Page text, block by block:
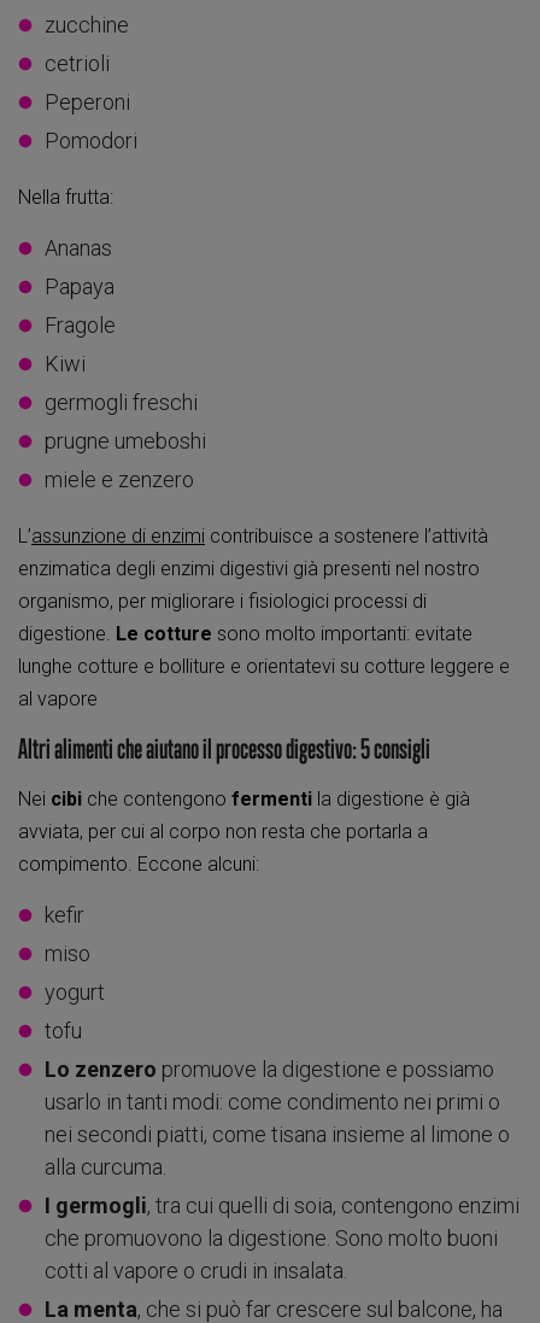
zucchine
cetrioli
Peperoni
Pomodori
Nella frutta:
Ananas
Papaya
Fragole
Kiwi
germogli freschi
prugne umeboshi
miele e zenzero
L’assunzione di enzimi contribuisce a sostenere l’attività
enzimatica degli enzimi digestivi già presenti nel nostro
organismo, per migliorare i fisiologici processi di
digestione. Le cotture sono molto importanti: evitate
lunghe cotture e bolliture e orientatevi su cotture leggere e
al vapore
Altri alimenti che aiutano il processo digestivo: 5 consigli
Nei cibi che contengono fermenti la digestione è già
avviata, per cui al corpo non resta che portarla a
compimento. Eccone alcuni:
kefir
miso
yogurt
tofu
Lo zenzero promuove la digestione e possiamo
usarlo in tanti modi: come condimento nei primi o
nei secondi piatti, come tisana insieme al limone o
alla curcuma.
I germogli, tra cui quelli di soia, contengono enzimi
che promuovono la digestione. Sono molto buoni
cotti al vapore o crudi in insalata.
La menta, che si può far crescere sul balcone, ha